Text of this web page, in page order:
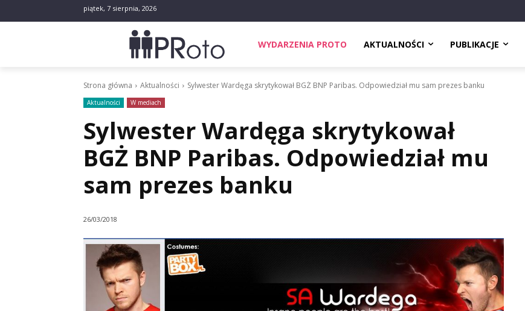
piątek, 7 sierpnia, 2026
WYDARZENIA PROTO AKTUALNOŚCI PUBLIKACJE
Strona główna Aktualności Sylwester Wardęga skrytykował BGŻ BNP Paribas. Odpowiedział mu sam prezes banku
Aktualności W mediach
Sylwester Wardęga skrytykował
BGŻ BNP Paribas. Odpowiedział mu
sam prezes banku
26/03/2018